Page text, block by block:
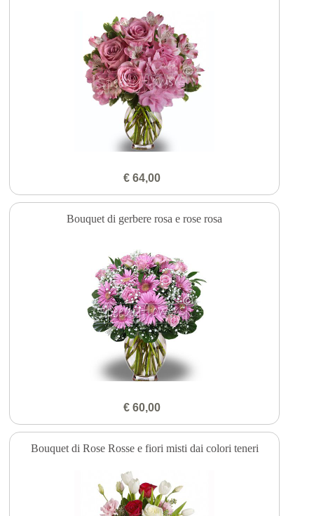
€ 64,00
Bouquet di gerbere rosa e rose rosa
€ 60,00
Bouquet di Rose Rosse e fiori misti dai colori teneri